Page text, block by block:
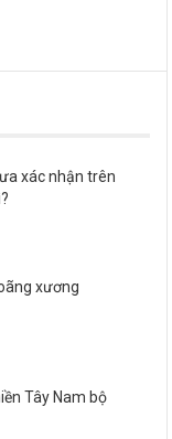
xác nhận trên
xương
Tây Nam bộ